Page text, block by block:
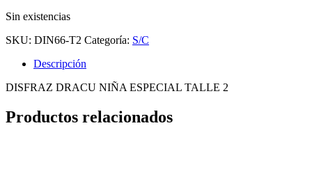
Sin existencias
SKU: DIN66-T2 Categoría: S/C
Descripción
DISFRAZ DRACU NIÑA ESPECIAL TALLE 2
Productos relacionados